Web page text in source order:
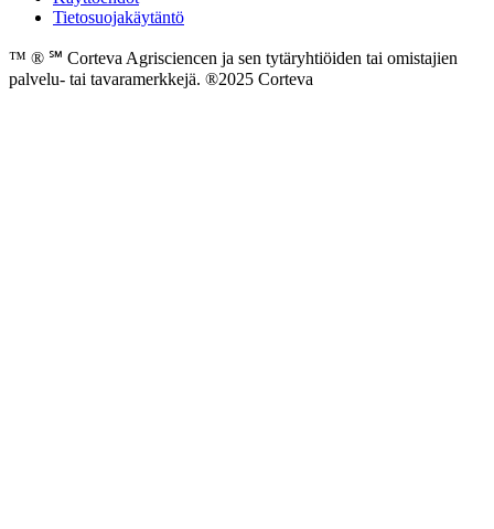
Tietosuojakäytäntö
™ ® ℠ Corteva Agrisciencen ja sen tytäryhtiöiden tai omistajien
palvelu- tai tavaramerkkejä. ®2025 Corteva